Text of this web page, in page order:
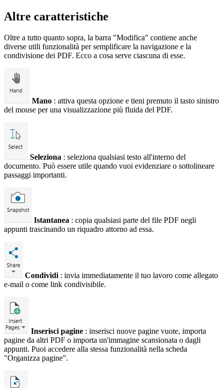
Altre caratteristiche
Oltre a tutto quanto sopra, la barra "Modifica" contiene anche
diverse utili funzionalità per semplificare la navigazione e la
condivisione dei PDF. Ecco a cosa serve ciascuna di esse.
Mano : attiva questa opzione e tieni premuto il tasto sinistro
del mouse per una visualizzazione più fluida del PDF.
Seleziona : seleziona qualsiasi testo all'interno del
documento. Può essere utile quando vuoi evidenziare o sottolineare
passaggi importanti.
Istantanea : copia qualsiasi parte del file PDF negli
appunti trascinando un riquadro attorno ad essa.
Condividi : invia immediatamente il tuo lavoro come allegato
e-mail o come link condivisibile.
Inserisci pagine : inserisci nuove pagine vuote, importa
pagine da altri PDF o importa un'immagine scansionata o dagli
appunti. Puoi accedere alla stessa funzionalità nella scheda
"Organizza pagine".